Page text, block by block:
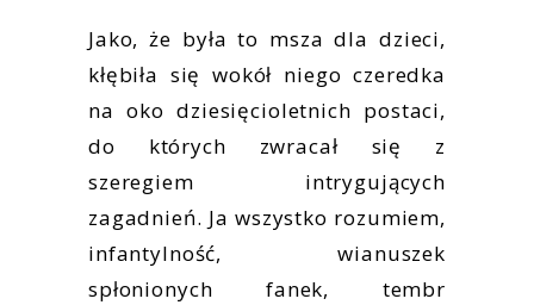
Jako, że była to msza dla dzieci,
kłębiła się wokół niego czeredka
na oko dziesięcioletnich postaci,
do których zwracał się z
szeregiem intrygujących
zagadnień. Ja wszystko rozumiem,
infantylność, wianuszek
spłonionych fanek, tembr